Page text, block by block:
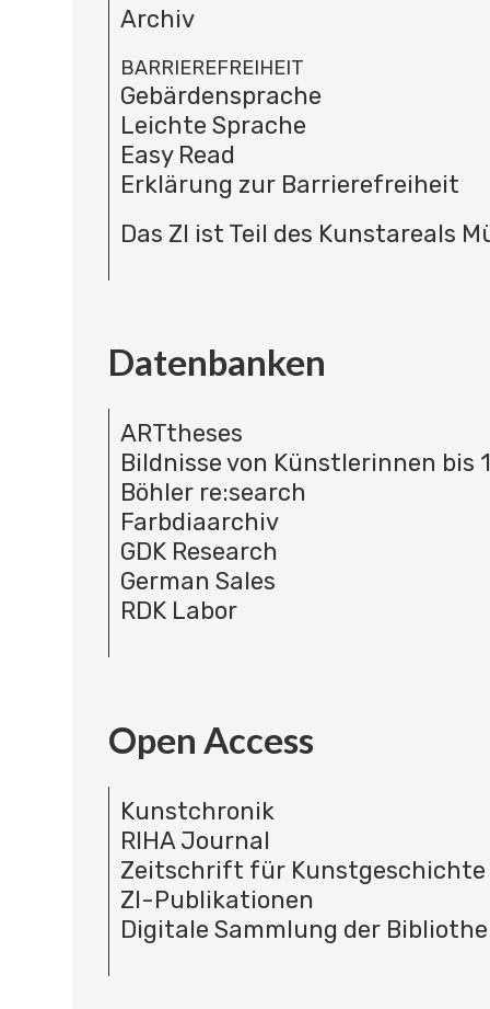
Archiv
BARRIEREFREIHEIT
Gebärdensprache
Leichte Sprache
Easy Read
Erklärung zur Barrierefreiheit
Das ZI ist Teil des Kunstareals
Datenbanken
ARTtheses
Bildnisse von Künstlerinnen bis
Böhler re:search
Farbdiaarchiv
GDK Research
German Sales
RDK Labor
Open Access
Kunstchronik
RIHA Journal
Zeitschrift für Kunstgeschichte
ZI-Publikationen
Digitale Sammlung der